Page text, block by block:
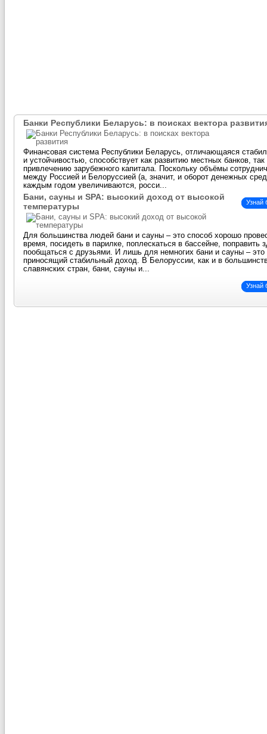
Банки Республики Беларусь: в поисках вектора
Финансовая система Республики Беларусь, отличающаяся
и устойчивостью, способствует как развитию местных банков, так
привлечению зарубежного капитала. Поскольку объёмы
между Россией и Белоруссией (а, значит, и оборот денежных
каждым годом увеличиваются, росси...
Узнай
Бани, сауны и SPA: высокий доход от высокой
температуры
Для большинства людей бани и сауны – это способ хорошо
время, посидеть в парилке, поплескаться в бассейне, поправить
пообщаться с друзьями. И лишь для немногих бани и сауны – это
приносящий стабильный доход. В Белоруссии, как и в
славянских стран, бани, сауны и...
Узнай